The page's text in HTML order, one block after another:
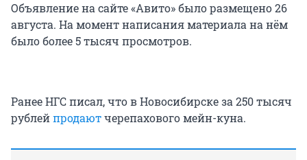
Объявление на сайте «Авито» было размещено 26
августа. На момент написания материала на нём
было более 5 тысяч просмотров.
Ранее НГС писал, что в Новосибирске за 250 тысяч
рублейпродаютчерепахового мейн-куна.